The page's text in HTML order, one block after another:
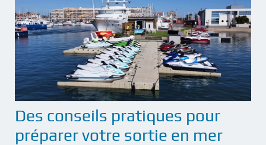
Des conseils pratiques pour
préparer votre sortie en mer